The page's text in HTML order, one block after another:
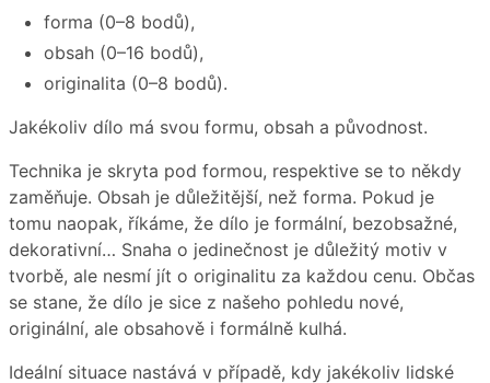
forma (0–8 bodů),
obsah (0–16 bodů),
originalita (0–8 bodů).
Jakékoliv dílo má svou formu, obsah a původnost.
Technika je skryta pod formou, respektive se to někdy
zaměňuje. Obsah je důležitější, než forma. Pokud je
tomu naopak, říkáme, že dílo je formální, bezobsažné,
dekorativní… Snaha o jedinečnost je důležitý motiv v
tvorbě, ale nesmí jít o originalitu za každou cenu. Občas
se stane, že dílo je sice z našeho pohledu nové,
originální, ale obsahově i formálně kulhá.
Ideální situace nastává v případě, kdy jakékoliv lidské